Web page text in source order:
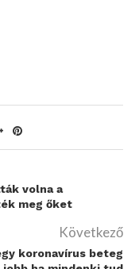
volna a
meg őket
Következő
koronavírus beteg